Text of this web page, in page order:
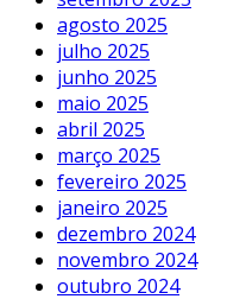
agosto 2025
julho 2025
junho 2025
maio 2025
abril 2025
março 2025
fevereiro 2025
janeiro 2025
dezembro 2024
novembro 2024
outubro 2024